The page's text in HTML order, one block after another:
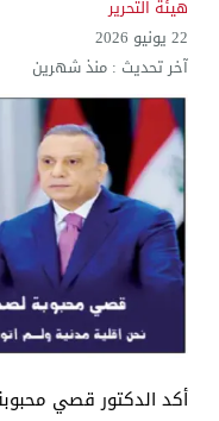
هيئة التحرير
22 يونيو 2026
آخر تحديث :منذ شهرين
أكد الدكتور قصي